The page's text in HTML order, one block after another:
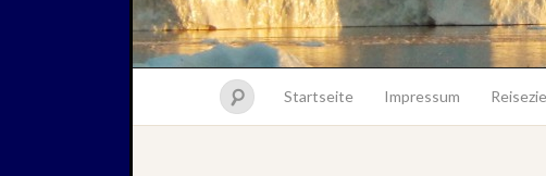
Startseite Impressum